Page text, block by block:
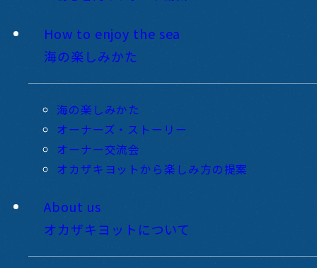
How to enjoy the sea
海の楽しみかた
海の楽しみかた
オーナーズ・ストーリー
オーナー交流会
オカザキヨットから楽しみ方の提案
About us
オカザキヨットについて